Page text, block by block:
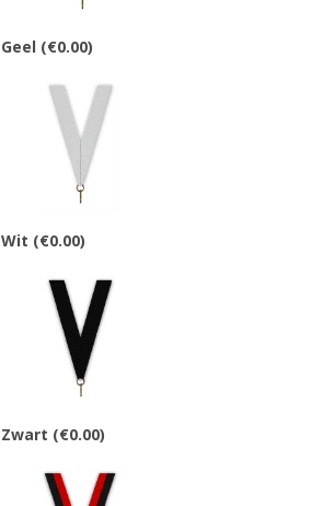
Geel (€0.00)
Wit (€0.00)
Zwart (€0.00)